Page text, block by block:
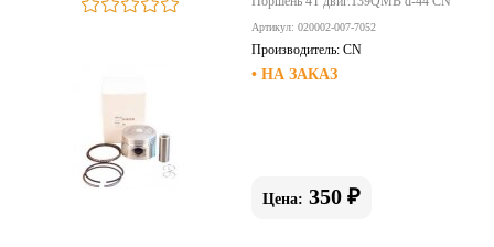
Артикул: 020002-007-7052
Производитель: CN
• НА ЗАКАЗ
Цена: 350 ₽